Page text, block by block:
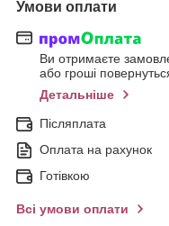
Умови оплати
Ви отримаєте
або гроші
Детальніше
Післяплата
Оплата на рахунок
Готівкою
Всі умови оплати